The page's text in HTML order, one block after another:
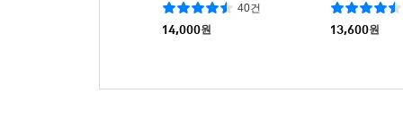
40건
14,000원 13,600원